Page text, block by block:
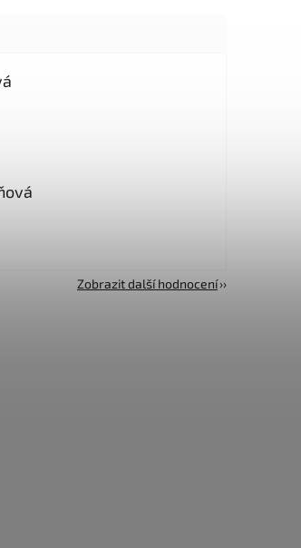
Zobrazit další hodnocení